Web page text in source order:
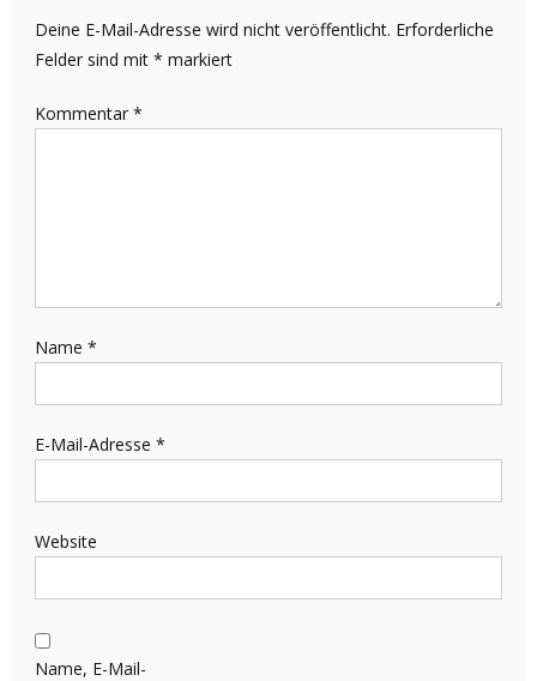
Deine E-Mail-Adresse wird nicht veröffentlicht. Erforderliche
Felder sind mit * markiert
Kommentar *
Name *
E-Mail-Adresse *
Website
Name, E-Mail-